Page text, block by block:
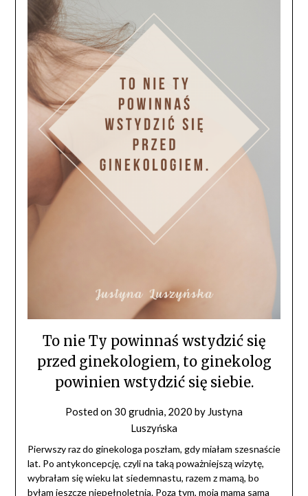
To nie Ty powinnaś wstydzić się
przed ginekologiem, to ginekolog
powinien wstydzić się siebie.
Posted on 30 grudnia, 2020 by Justyna
Luszyńska
Pierwszy raz do ginekologa poszłam, gdy miałam szesnaście
lat. Po antykoncepcję, czyli na taką poważniejszą wizytę,
wybrałam się wieku lat siedemnastu, razem z mamą, bo
byłam jeszcze niepełnoletnia. Poza tym, moja mama sama